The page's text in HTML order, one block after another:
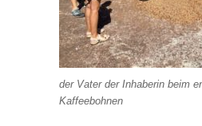
der Vater der Inhaberin beim
Kaffeebohnen